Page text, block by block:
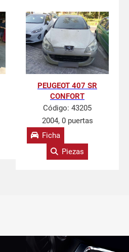
PEUGEOT 407 SR
CONFORT
Código: 43205
2004, 0 puertas
Ficha
Piezas